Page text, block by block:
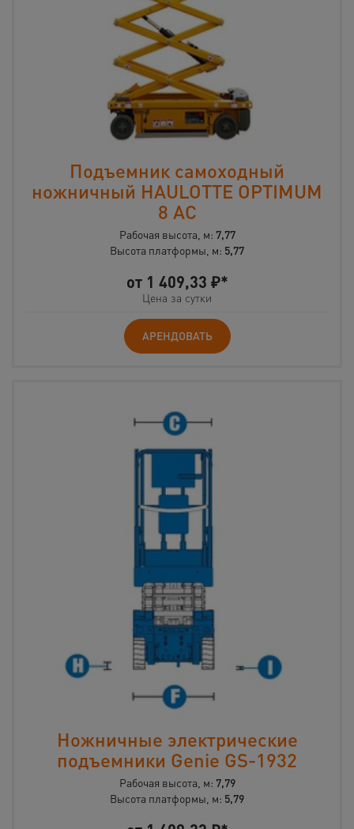
Подъемник самоходный
ножничный HAULOTTE OPTIMUM
8 AC
Рабочая высота, м: 7,77
Высота платформы, м: 5,77
от 1 409,33 ₽*
Цена за сутки
АРЕНДОВАТЬ
Ножничные электрические
подъемники Genie GS-1932
Рабочая высота, м: 7,79
Высота платформы, м: 5,79